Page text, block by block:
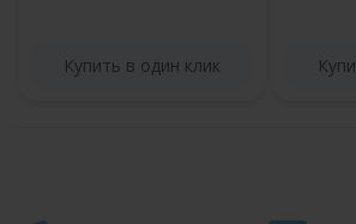
Купить в один клик